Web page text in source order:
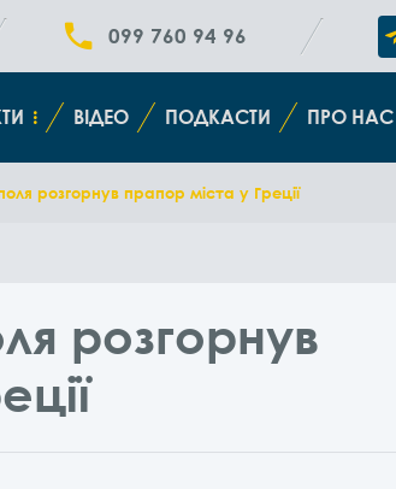
099 760 94 96
ВІДЕО ПОДКАСТИ ПРО НАС
розгорнув прапор міста у Греції
розгорнув